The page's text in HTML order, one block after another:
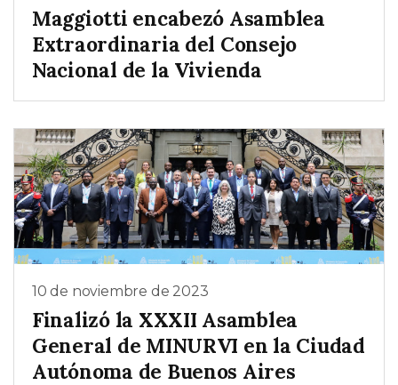
Maggiotti encabezó Asamblea
Extraordinaria del Consejo
Nacional de la Vivienda
10 de noviembre de 2023
Finalizó la XXXII Asamblea
General de MINURVI en la Ciudad
Autónoma de Buenos Aires